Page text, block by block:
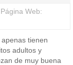
Página Web:
tienen
adultos y
de muy buena